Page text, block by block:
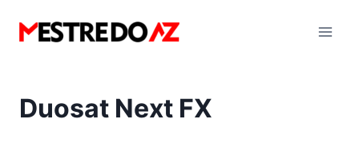
para
Duosat Next FX